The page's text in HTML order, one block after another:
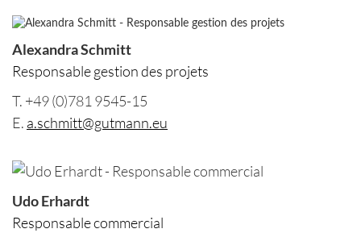
Alexandra Schmitt
Responsable gestion des projets
T. +49 (0)781 9545-15
E. a.schmitt@gutmann.eu
Udo Erhardt
Responsable commercial